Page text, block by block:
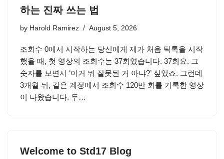
하는 진짜 쓰는 법
by Harold Ramirez August 5, 2026
조회수 0에서 시작하는 당신에게 제가 처음 틱톡을 시작
했을 때, 첫 영상의 조회수는 37회였습니다. 37회요. 그
숫자를 보면서 ‘이거 뭐 잘못된 거 아냐?’ 싶었죠. 그런데
3개월 뒤, 같은 계정에서 조회수 120만 회를 기록한 영상
이 나왔습니다. 두…
Welcome to Std17 Blog